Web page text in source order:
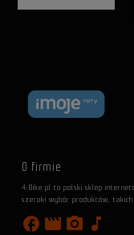
O firmie
4-Bike.pl to polski sklep
szeroki wybór produktów,
facebook movie photo_camera music_note